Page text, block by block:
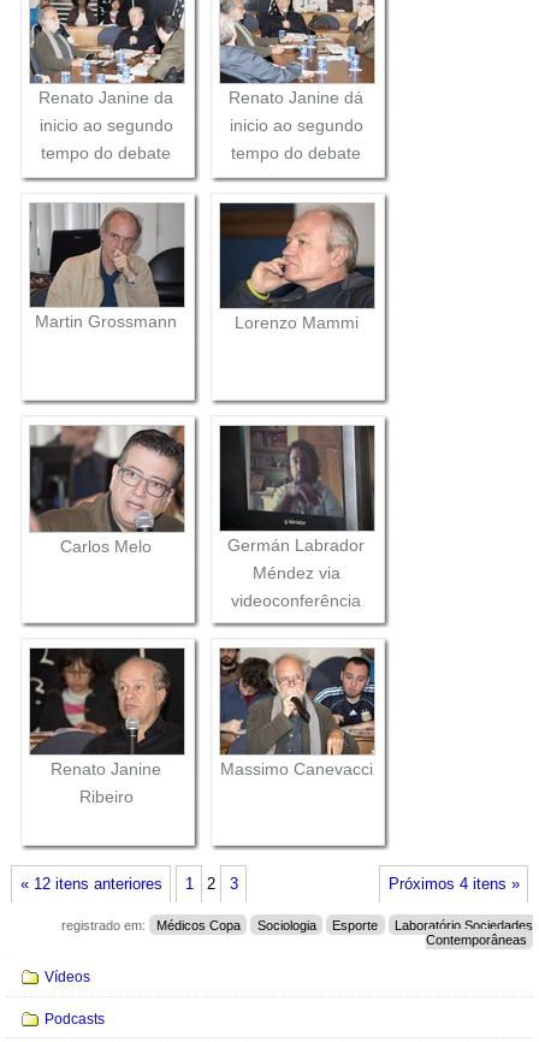
Renato Janine da
inicio ao segundo
tempo do debate
Renato Janine dá
inicio ao segundo
tempo do debate
Martin Grossmann Lorenzo Mammi
Carlos Melo
Germán Labrador
Méndez via
videoconferência
Renato Janine
Ribeiro
Massimo Canevacci
« 12 itens anteriores Próximos 4 itens »
1 2 3
registrado em: Médicos Copa Sociologia Esporte
Laboratório Sociedades
Contemporâneas
Navegação
Vídeos
Podcasts